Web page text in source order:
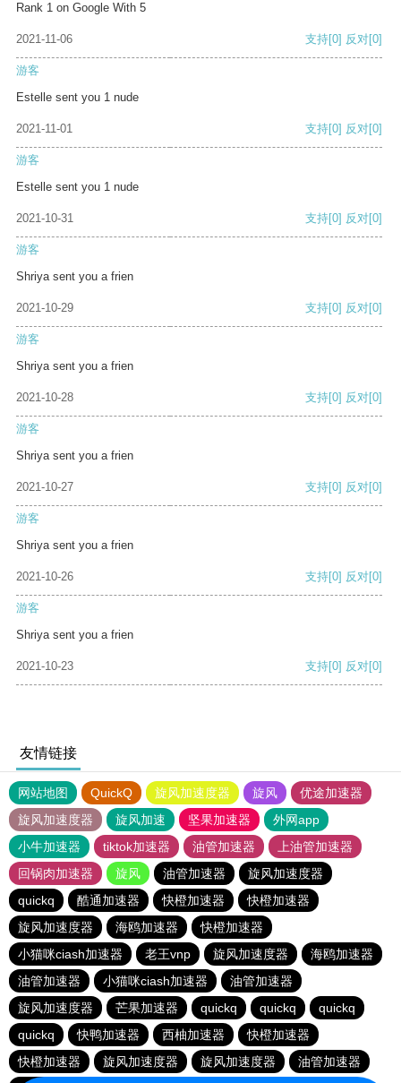
Rank 1 on Google With 5
2021-11-06 支持[0] 反对[0]
游客
Estelle sent you 1 nude
2021-11-01 支持[0] 反对[0]
游客
Estelle sent you 1 nude
2021-10-31 支持[0] 反对[0]
游客
Shriya sent you a frien
2021-10-29 支持[0] 反对[0]
游客
Shriya sent you a frien
2021-10-28 支持[0] 反对[0]
游客
Shriya sent you a frien
2021-10-27 支持[0] 反对[0]
游客
Shriya sent you a frien
2021-10-26 支持[0] 反对[0]
游客
Shriya sent you a frien
2021-10-23 支持[0] 反对[0]
友情链接
网站地图 QuickQ 旋风加速度器 旋风
优途加速器
旋风加速度器
旋风加速 坚果加速器
外网app
小牛加速器
tiktok加速器 油管加速器
上油管加速器
回锅肉加速器
旋风 油管加速器
旋风加速度器
quickq
酷通加速器 快橙加速器
快橙加速器
旋风加速度器
海鸥加速器
快橙加速器
小猫咪ciash加速器
老王vnp 旋风加速度器
海鸥加速器
油管加速器
小猫咪ciash加速器
油管加速器
旋风加速度器
芒果加速器 quickq quickq
quickq
quickq
快鸭加速器 西柚加速器
快橙加速器
快橙加速器
旋风加速度器 旋风加速度器
油管加速器